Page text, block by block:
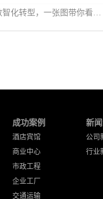
成功案例
酒店宾馆
商业中心
市政工程
企业工厂
交通运输
新
公司
行业